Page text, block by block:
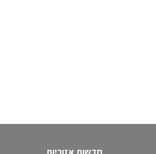
חדשות אזוריות